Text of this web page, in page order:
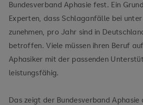
Bundesverband Aphasie fest. Ein
Experten, dass Schlaganfälle bei
zunehmen, pro Jahr sind in
betroffen. Viele müssen ihren Beruf
Aphasiker mit der passenden
leistungsfähig.
Das zeigt der Bundesverband